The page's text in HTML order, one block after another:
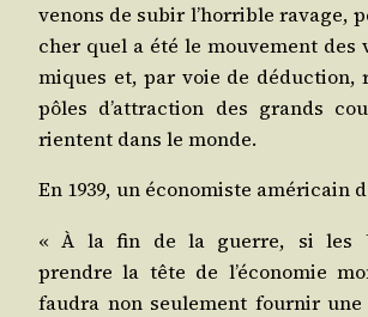
venons de subir l’hor­rible ravage,
cher quel a été le mou­ve­ment des
miques et, par voie de déduc­tion,
pôles d’at­trac­tion des grands
rientent dans le monde.
En 1939, un éco­no­miste amé­ri­cain
« À la fin de la guerre, si les
prendre la tête de l’é­co­no­mie
fau­dra non seule­ment four­nir